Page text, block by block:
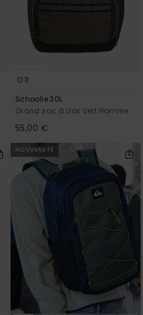
3
Schoolie 30L
Grand sac à dos Vert Homme
55,00 €
NOUVEAUTÉ